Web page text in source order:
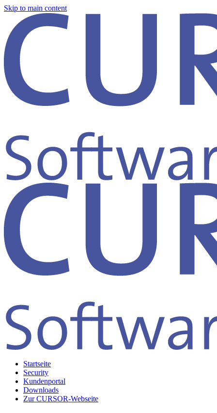
Skip to main content
Startseite
Security
Kundenportal
Downloads
Zur CURSOR-Webseite